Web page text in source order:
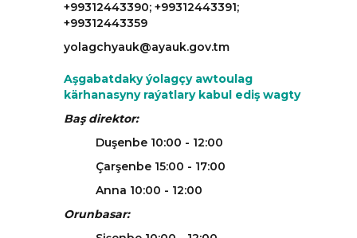
+99312443390; +99312443391;
+99312443359
yolagchyauk@ayauk.gov.tm
Aşgabatdaky ýolagçy awtoulag
kärhanasyny raýatlary kabul ediş wagty
Baş direktor:
Duşenbe 10:00 - 12:00
Çarşenbe 15:00 - 17:00
Anna 10:00 - 12:00
Orunbasar: